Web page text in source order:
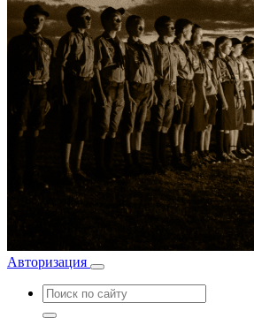
Авторизация